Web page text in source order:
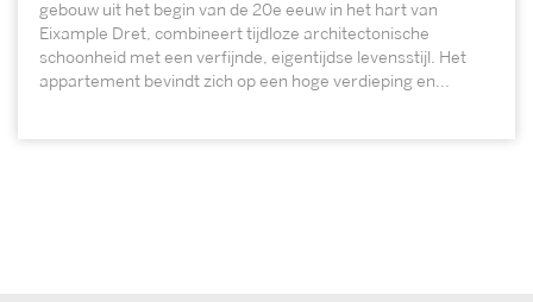
gebouw uit het begin van de 20e eeuw in het hart van
Eixample Dret, combineert tijdloze architectonische
schoonheid met een verfijnde, eigentijdse levensstijl. Het
appartement bevindt zich op een hoge verdieping en...